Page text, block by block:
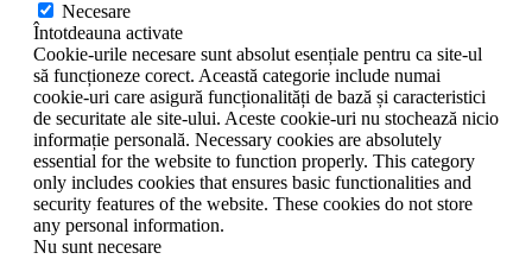
Necesare
Întotdeauna activate
Cookie-urile necesare sunt absolut esențiale pentru ca site-ul
să funcționeze corect. Această categorie include numai
cookie-uri care asigură funcționalități de bază și caracteristici
de securitate ale site-ului. Aceste cookie-uri nu stochează nicio
informație personală. Necessary cookies are absolutely
essential for the website to function properly. This category
only includes cookies that ensures basic functionalities and
security features of the website. These cookies do not store
any personal information.
Nu sunt necesare